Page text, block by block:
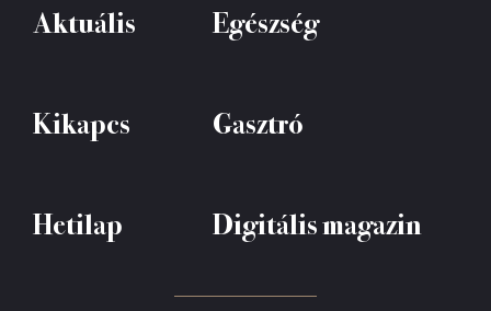
Aktuális Egészség
Kikapcs Gasztró
Hetilap Digitális magazin